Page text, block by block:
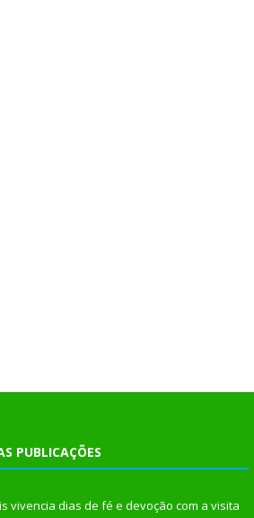
PUBLICAÇÕES
vivencia dias de fé e devoção com a visita